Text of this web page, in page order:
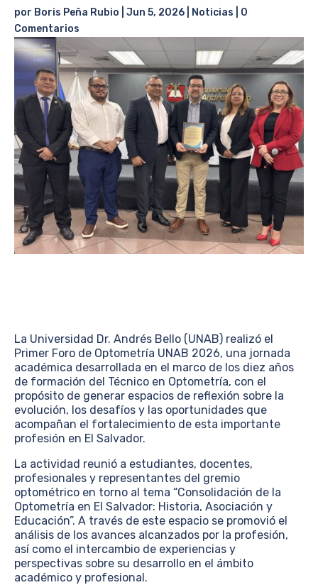
por Boris Peña Rubio Jun 5, 2026 Noticias
0
Comentarios
La Universidad Dr. Andrés Bello (UNAB) realizó el
Primer Foro de Optometría UNAB 2026, una jornada
académica desarrollada en el marco de los diez años
de formación del Técnico en Optometría, con el
propósito de generar espacios de reflexión sobre la
evolución, los desafíos y las oportunidades que
acompañan el fortalecimiento de esta importante
profesión en El Salvador.
La actividad reunió a estudiantes, docentes,
profesionales y representantes del gremio
optométrico en torno al tema “Consolidación de la
Optometría en El Salvador: Historia, Asociación y
Educación”. A través de este espacio se promovió el
análisis de los avances alcanzados por la profesión,
así como el intercambio de experiencias y
perspectivas sobre su desarrollo en el ámbito
académico y profesional.